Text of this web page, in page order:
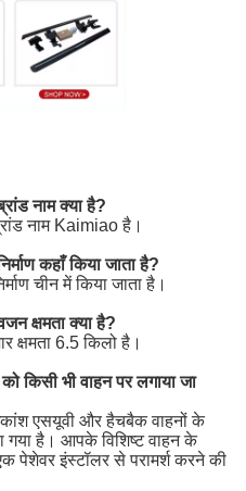
नाम क्या है?
नाम Kaimiao है।
कहाँ किया जाता है?
चीन में किया जाता है।
क्षमता क्या है?
क्षमता 6.5 किलो है।
किसी भी वाहन पर लगाया जा
एसयूवी और हैचबैक वाहनों के
गया है। आपके विशिष्ट वाहन के
पेशेवर इंस्टॉलर से परामर्श करने की